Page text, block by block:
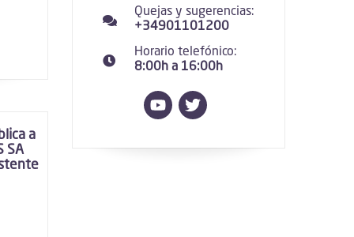
a
SA
Quejas y sugerencias:
+34901101200
Horario telefónico:
8:00h a 16:00h